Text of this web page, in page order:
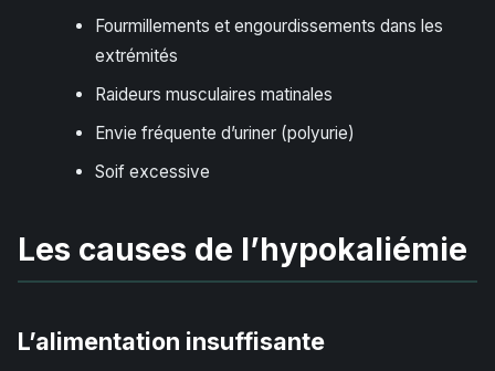
Fourmillements et engourdissements dans les
extrémités
Raideurs musculaires matinales
Envie fréquente d’uriner (polyurie)
Soif excessive
Les causes de l’hypokaliémie
L’alimentation insuffisante